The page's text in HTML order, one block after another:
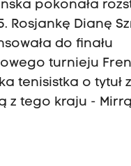
pokonała
Rosjankę Dianę
do finału
turnieju
tenisistka o tytuł
z tego kraju -